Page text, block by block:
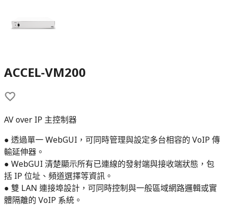
ACCEL-VM200
AV over IP 主控制器
● 透過單一 WebGUI，可同時管理與設定多台相容的 VoIP 傳
輸延伸器。
● WebGUI 清楚顯示所有已連線的發射端與接收端狀態，包
括 IP 位址、頻道選擇等資訊。
● 雙 LAN 連接埠設計，可同時控制與一般區域網路邏輯或實
體隔離的 VoIP 系統。